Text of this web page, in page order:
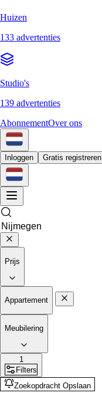
Huizen
133 advertenties
Studio's
139 advertenties
AbonnementOver ons
Inloggen Gratis registreren
Prijs
Appartement
Meubilering
1
Filters
Zoekopdracht Opslaan